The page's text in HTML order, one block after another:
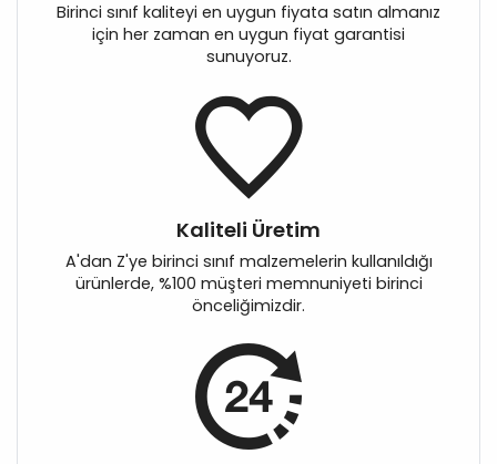
Birinci sınıf kaliteyi en uygun fiyata satın almanız
için her zaman en uygun fiyat garantisi
sunuyoruz.
Kaliteli Üretim
A'dan Z'ye birinci sınıf malzemelerin kullanıldığı
ürünlerde, %100 müşteri memnuniyeti birinci
önceliğimizdir.